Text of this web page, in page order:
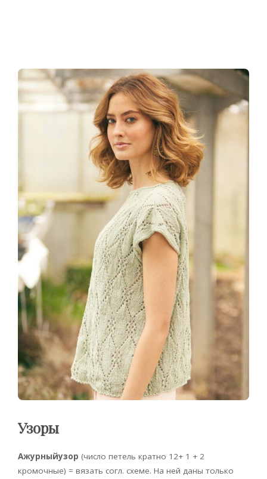
Узоры
Ажурныйузор (число петель кратно 12+ 1 + 2
кромочные) = вязать согл. схеме. На ней даны только